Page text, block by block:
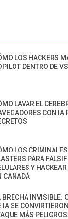
LOS HACKERS
DENTRO DE
LAVAR EL
CON IA
LOS
PARA
Y
CANADÁ
BRECHA INVISIBLE:
IA SE
MÁS